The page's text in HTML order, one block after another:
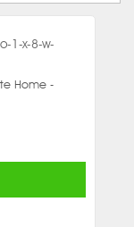
Home -